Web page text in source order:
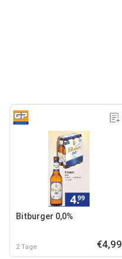
Bitburger 0,0%
2 Tage €4,99